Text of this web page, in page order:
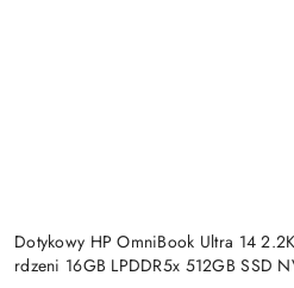
Dotykowy HP OmniBook Ultra 14
rdzeni 16GB LPDDR5x 512GB SSD